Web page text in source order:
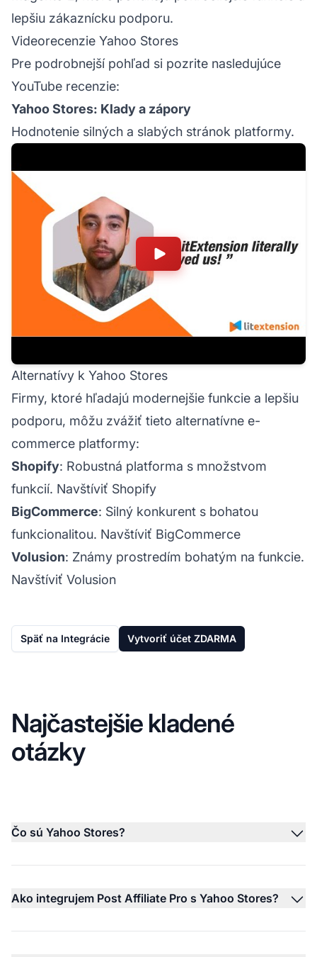
lepšiu zákaznícku podporu.
Videorecenzie Yahoo Stores
Pre podrobnejší pohľad si pozrite nasledujúce
YouTube recenzie:
Yahoo Stores: Klady a zápory
Hodnotenie silných a slabých stránok platformy.
Alternatívy k Yahoo Stores
Firmy, ktoré hľadajú modernejšie funkcie a lepšiu
podporu, môžu zvážiť tieto alternatívne e-
commerce platformy:
Shopify: Robustná platforma s množstvom
funkcií. Navštíviť Shopify
BigCommerce: Silný konkurent s bohatou
funkcionalitou. Navštíviť BigCommerce
Volusion: Známy prostredím bohatým na funkcie.
Navštíviť Volusion
Späť na Integrácie Vytvoriť účet ZDARMA
Najčastejšie kladené
otázky
Čo sú Yahoo Stores?
Ako integrujem Post Affiliate Pro s Yahoo Stores?